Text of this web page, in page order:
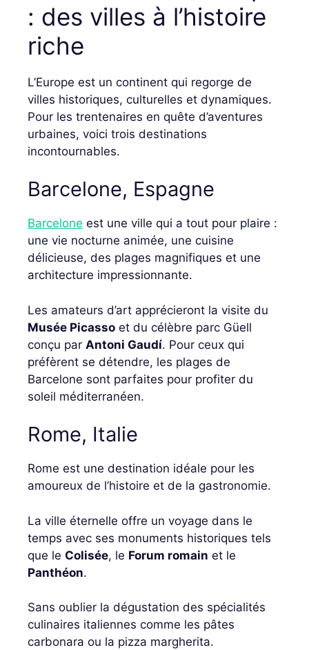
: des villes à l’histoire
riche
L’Europe est un continent qui regorge de
villes historiques, culturelles et dynamiques.
Pour les trentenaires en quête d’aventures
urbaines, voici trois destinations
incontournables.
Barcelone, Espagne
Barcelone est une ville qui a tout pour plaire :
une vie nocturne animée, une cuisine
délicieuse, des plages magnifiques et une
architecture impressionnante.
Les amateurs d’art apprécieront la visite du
Musée Picasso et du célèbre parc Güell
conçu par Antoni Gaudí. Pour ceux qui
préfèrent se détendre, les plages de
Barcelone sont parfaites pour profiter du
soleil méditerranéen.
Rome, Italie
Rome est une destination idéale pour les
amoureux de l’histoire et de la gastronomie.
La ville éternelle offre un voyage dans le
temps avec ses monuments historiques tels
que le Colisée, le Forum romain et le
Panthéon.
Sans oublier la dégustation des spécialités
culinaires italiennes comme les pâtes
carbonara ou la pizza margherita.